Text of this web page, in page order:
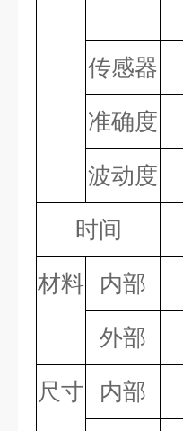
传感器
准确度
波动度
时间
材料
内部
外部
尺寸
内部